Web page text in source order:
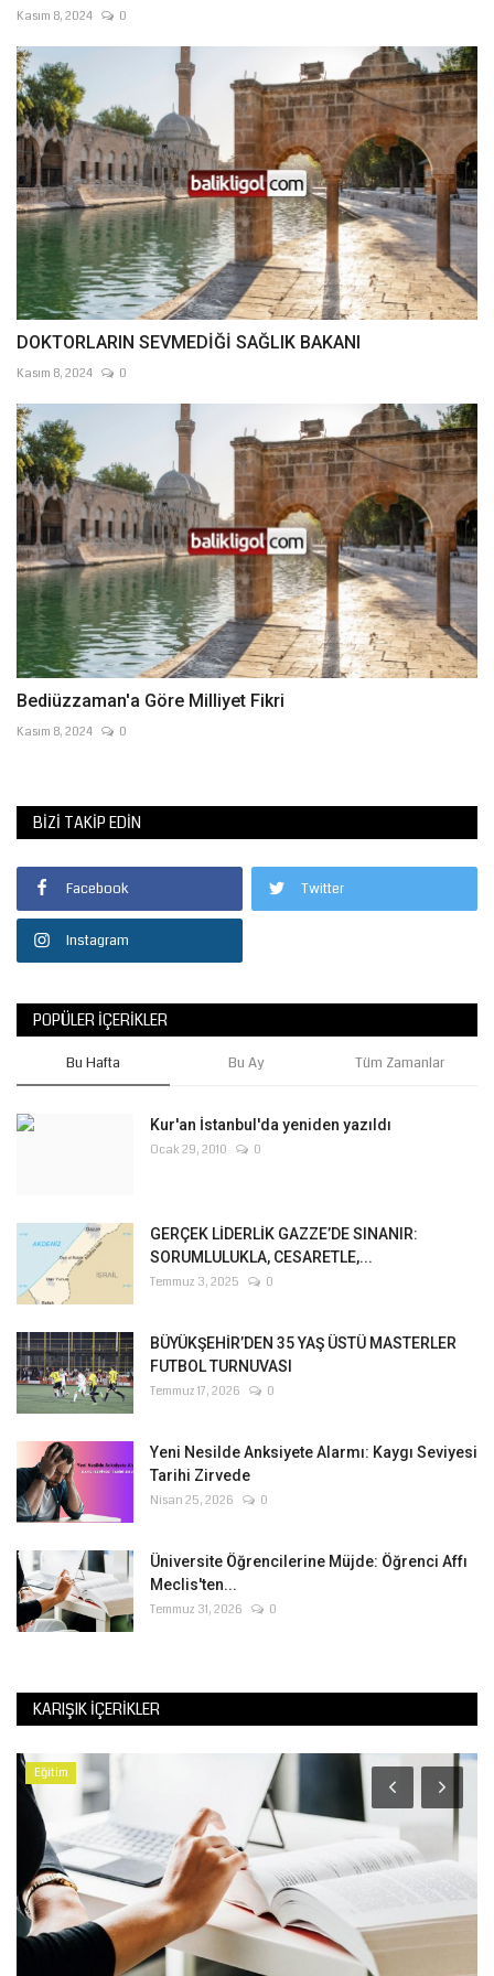
Kasım 8, 2024 0
DOKTORLARIN SEVMEDİĞİ SAĞLIK BAKANI
Kasım 8, 2024 0
Bediüzzaman'a Göre Milliyet Fikri
Kasım 8, 2024 0
BIZI TAKIP EDIN
Facebook Twitter
Instagram
POPÜLER İÇERIKLER
Bu Hafta Bu Ay Tüm Zamanlar
Kur'an İstanbul'da yeniden yazıldı
Ocak 29, 2010 0
GERÇEK LİDERLİK GAZZE’DE SINANIR:
SORUMLULUKLA, CESARETLE,...
Temmuz 3, 2025 0
BÜYÜKŞEHİR’DEN 35 YAŞ ÜSTÜ MASTERLER
FUTBOL TURNUVASI
Temmuz 17, 2026 0
Yeni Nesilde Anksiyete Alarmı: Kaygı Seviyesi
Tarihi Zirvede
Nisan 25, 2026 0
Üniversite Öğrencilerine Müjde: Öğrenci Affı
Meclis'ten...
Temmuz 31, 2026 0
KARIŞIK İÇERIKLER
Eğitim